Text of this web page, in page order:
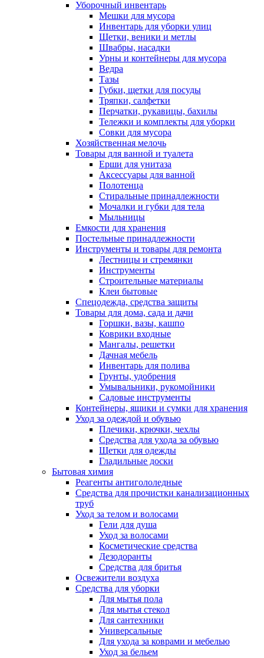
Уборочный инвентарь
Мешки для мусора
Инвентарь для уборки улиц
Щетки, веники и метлы
Швабры, насадки
Урны и контейнеры для мусора
Ведра
Тазы
Губки, щетки для посуды
Тряпки, салфетки
Перчатки, рукавицы, бахилы
Тележки и комплекты для уборки
Совки для мусора
Хозяйственная мелочь
Товары для ванной и туалета
Ерши для унитаза
Аксессуары для ванной
Полотенца
Стиральные принадлежности
Мочалки и губки для тела
Мыльницы
Емкости для хранения
Постельные принадлежности
Инструменты и товары для ремонта
Лестницы и стремянки
Инструменты
Строительные материалы
Клеи бытовые
Спецодежда, средства защиты
Товары для дома, сада и дачи
Горшки, вазы, кашпо
Коврики входные
Мангалы, решетки
Дачная мебель
Инвентарь для полива
Грунты, удобрения
Умывальники, рукомойники
Садовые инструменты
Контейнеры, ящики и сумки для хранения
Уход за одеждой и обувью
Плечики, крючки, чехлы
Средства для ухода за обувью
Щетки для одежды
Гладильные доски
Бытовая химия
Реагенты антигололедные
Средства для прочистки канализационных
труб
Уход за телом и волосами
Гели для душа
Уход за волосами
Косметические средства
Дезодоранты
Средства для бритья
Освежители воздуха
Средства для уборки
Для мытья пола
Для мытья стекол
Для сантехники
Универсальные
Для ухода за коврами и мебелью
Уход за бельем